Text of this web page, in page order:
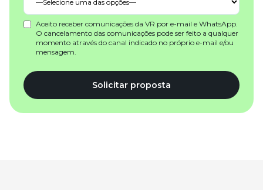
Aceito receber comunicações da VR por e-mail e WhatsApp.
O cancelamento das comunicações pode ser feito a qualquer
momento através do canal indicado no próprio e-mail e/ou
mensagem.
Solicitar proposta